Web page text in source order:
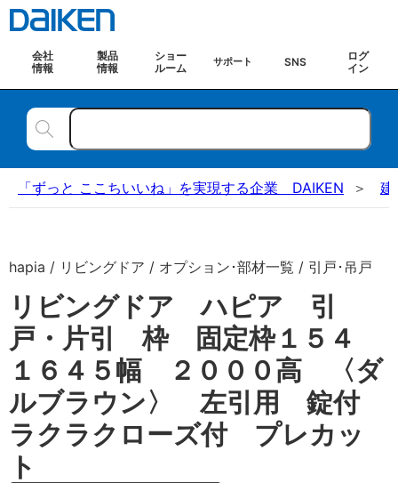
会社
情報
製品
情報
ショー
ルーム
サポート SNS
ログ
イン
「ずっと ここちいいね」を実現する企業 DAIKEN 建
hapia / リビングドア / オプション･部材一覧 / 引戸･吊戸
リビングドア ハピア 引
戸・片引 枠 固定枠１５４
１６４５幅 ２０００高 〈ダ
ルブラウン〉 左引用 錠付
ラクラクローズ付 プレカッ
ト